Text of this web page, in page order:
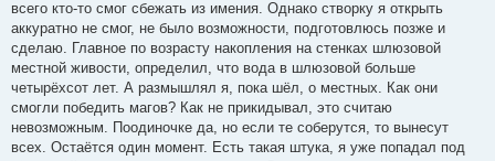
всего кто-то смог сбежать из имения. Однако створку я открыть
аккуратно не смог, не было возможности, подготовлюсь позже и
сделаю. Главное по возрасту накопления на стенках шлюзовой
местной живости, определил, что вода в шлюзовой больше
четырёхсот лет. А размышлял я, пока шёл, о местных. Как они
смогли победить магов? Как не прикидывал, это считаю
невозможным. Поодиночке да, но если те соберутся, то вынесут
всех. Остаётся один момент. Есть такая штука, я уже попадал под